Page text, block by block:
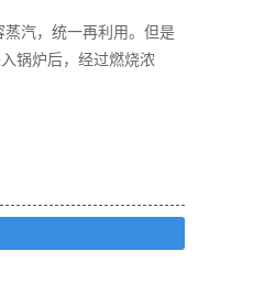
汽，统一再利用。但是
锅炉后，经过燃烧浓